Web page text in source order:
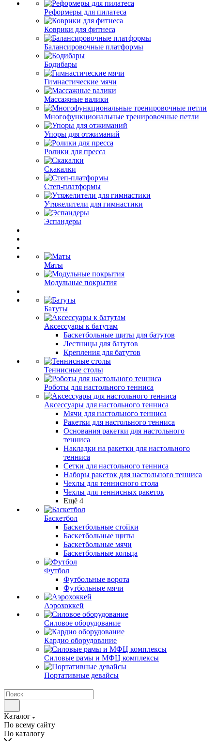
Реформеры для пилатеса
Коврики для фитнеса
Балансировочные платформы
Бодибары
Гимнастические мячи
Массажные валики
Многофункциональные тренировочные петли
Упоры для отжиманий
Ролики для пресса
Скакалки
Степ-платформы
Утяжелители для гимнастики
Эспандеры
Маты
Модульные покрытия
Батуты
Аксессуары к батутам
Баскетбольные щиты для батутов
Лестницы для батутов
Крепления для батутов
Теннисные столы
Роботы для настольного тенниса
Аксессуары для настольного тенниса
Мячи для настольного тенниса
Ракетки для настольного тенниса
Основания ракетки для настольного
тенниса
Накладки на ракетки для настольного
тенниса
Сетки для настольного тенниса
Наборы ракеток для настольного тенниса
Чехлы для теннисного стола
Чехлы для теннисных ракеток
Ещё 4
Баскетбол
Баскетбольные стойки
Баскетбольные щиты
Баскетбольные мячи
Баскетбольные кольца
Футбол
Футбольные ворота
Футбольные мячи
Аэрохоккей
Силовое оборудование
Кардио оборудование
Силовые рамы и МФЦ комплексы
Портативные девайсы
Каталог
По всему сайту
По каталогу